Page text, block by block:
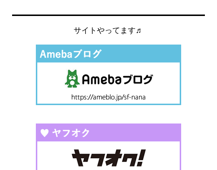
サイトやってます♬